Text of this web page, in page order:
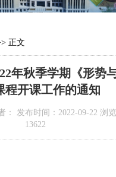
正文
年秋季学期《形势
程开课工作的通知
： 发布时间：2022-09-22 浏览
13622